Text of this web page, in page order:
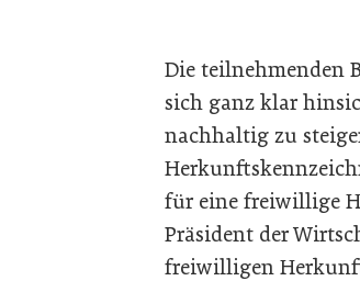
Die teilnehmenden
sich ganz klar
nachhaltig zu
für eine freiwillige
Präsident der
freiwilligen